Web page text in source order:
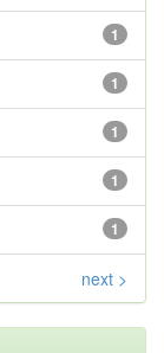
1
1
1
1
1
next >